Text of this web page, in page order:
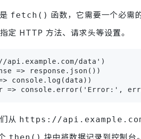
fetch() 函数，它需要一个必
定 HTTP 方法、请求头等设置。
data')
=> response.json())
console.log(data))
=> console.error('Error:',
从 https://
块中将数据记录到控制台。